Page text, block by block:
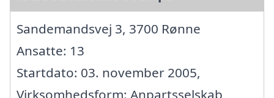
Sandemandsvej 3, 3700 Rønne
Ansatte: 13
Startdato: 03. november 2005,
Virksomhedsform: Anpartsselskab